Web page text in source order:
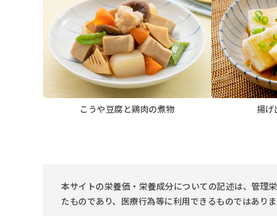
こうや豆腐と鶏肉の煮物 揚げ
本サイトの栄養価・栄養成分についての記述は、管理
たものであり、医療行為等に利用できるものではあり